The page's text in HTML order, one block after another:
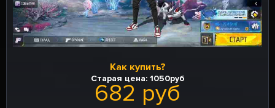
Как купить?
Старая цена: 1050руб
682 руб